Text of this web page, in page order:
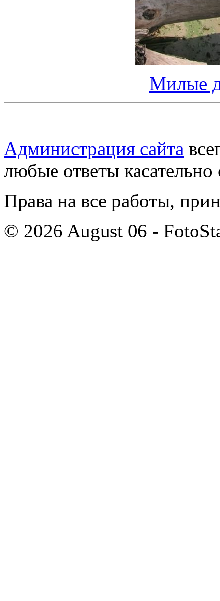
Милые
Администрация сайта
любые ответы касательно
Права на все работы,
© 2026 August 06 -